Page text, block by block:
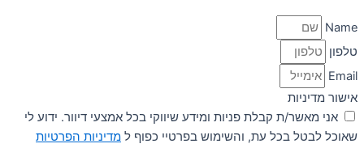
Name
טלפון
Email
אישור מדיניות
אני מאשר/ת קבלת פניות ומידע שיווקי בכל אמצעי דיוור. ידוע לי
שאוכל לבטל בכל עת, והשימוש בפרטיי כפוף ל מדיניות הפרטיות